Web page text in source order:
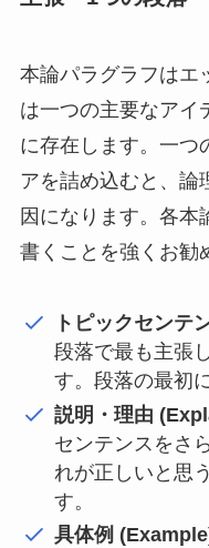
本論パラグラフはエ
は一つの主要なアイ
に存在します。一つ
アを詰め込むと、論
因になります。各本
書くことを強くお勧
トピックセンテ
段落で最も主張
す。段落の最初
説明・理由
センテンスをさ
れが正しいと思
す。
具体例